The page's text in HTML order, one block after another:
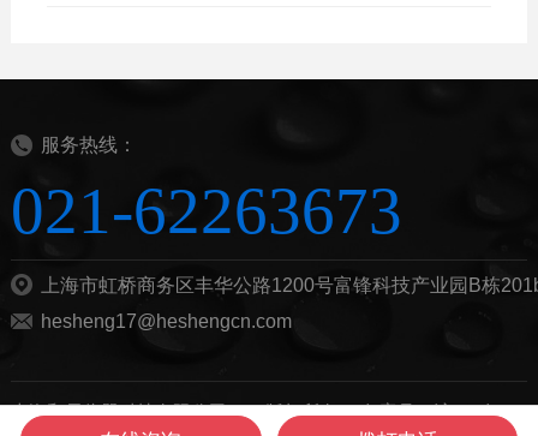
服务热线：
021-62263673
上海市虹桥商务区丰华公路1200号富锋科技产业园B栋
hesheng17@heshengcn.com
上海和晟仪器科技有限公司2026版权所有 |备案号：沪ICP备